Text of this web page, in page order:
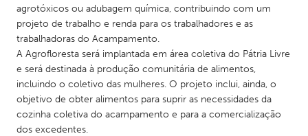
NETHERLANDS
Leiden
Rotterdam
Utrecht
QATAR
Qatar
agrotóxicos ou adubagem química, contribuindo com um
projeto de trabalho e renda para os trabalhadores e as
trabalhadoras do Acampamento.
A Agrofloresta será implantada em área coletiva do Pátria Livre
e será destinada à produção comunitária de alimentos,
incluindo o coletivo das mulheres. O projeto inclui, ainda, o
objetivo de obter alimentos para suprir as necessidades da
cozinha coletiva do acampamento e para a comercialização
dos excedentes.